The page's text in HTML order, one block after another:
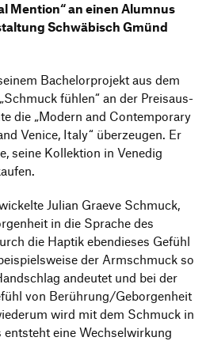
Mention“ an einen Alumnus
Schwä­bisch Gmünd
Bache­lor­pro­jekt aus dem
„Schmuck fühlen“ an der Preis­aus­
die „Modern and Contem­po­rary
Venice, Italy“ über­zeugen. Er
seine Kollek­tion in Venedig
Julian Graeve Schmuck,
in die Sprache des
die Haptik eben­dieses Gefühl
der Armschmuck so
andeutet und bei der
von Berührung/​Gebor­gen­heit
wird mit dem Schmuck in
eine Wech­sel­wir­kung